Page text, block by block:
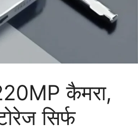
कैमरा,
सिर्फ